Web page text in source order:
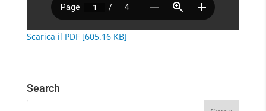
Scarica il PDF [605.16 KB]
Search